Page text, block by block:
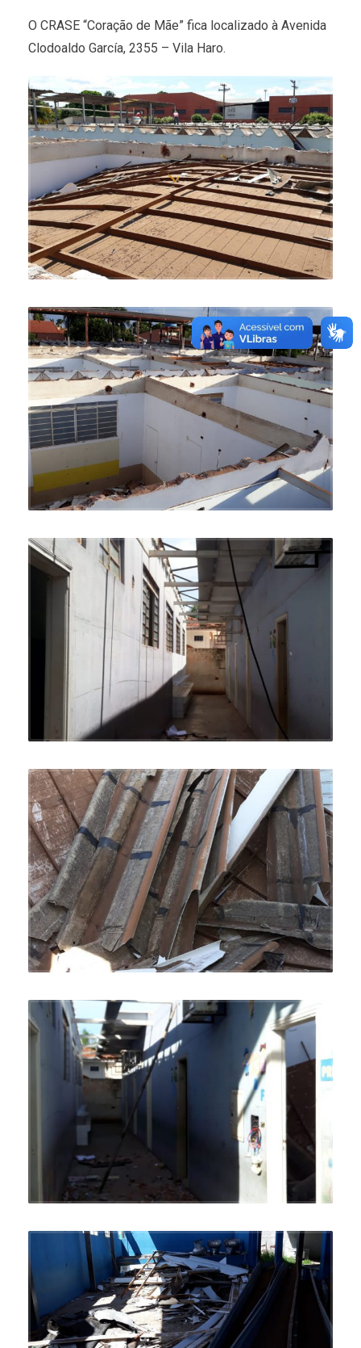
O CRASE “Coração de Mãe” fica localizado à Avenida
Clodoaldo García, 2355 – Vila Haro.